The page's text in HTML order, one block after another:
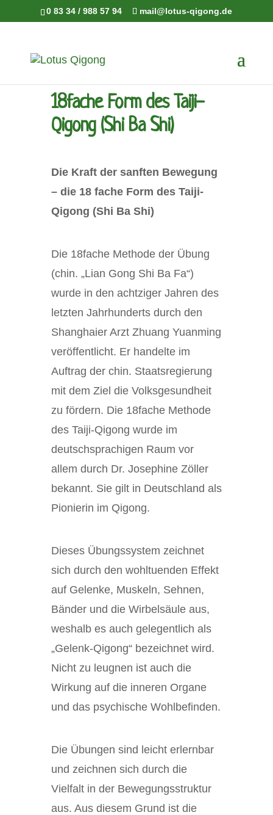
0 83 34 / 988 57 94 mail@lotus-qigong.de
18fache Form des Taiji-
Qigong (Shi Ba Shi)
Die Kraft der sanften Bewegung
– die 18 fache Form des Taiji-
Qigong (Shi Ba Shi)
Die 18fache Methode der Übung
(chin. „Lian Gong Shi Ba Fa“)
wurde in den achtziger Jahren des
letzten Jahrhunderts durch den
Shanghaier Arzt Zhuang Yuanming
veröffentlicht. Er handelte im
Auftrag der chin. Staatsregierung
mit dem Ziel die Volksgesundheit
zu fördern. Die 18fache Methode
des Taiji-Qigong wurde im
deutschsprachigen Raum vor
allem durch Dr. Josephine Zöller
bekannt. Sie gilt in Deutschland als
Pionierin im Qigong.
Dieses Übungssystem zeichnet
sich durch den wohltuenden Effekt
auf Gelenke, Muskeln, Sehnen,
Bänder und die Wirbelsäule aus,
weshalb es auch gelegentlich als
„Gelenk-Qigong“ bezeichnet wird.
Nicht zu leugnen ist auch die
Wirkung auf die inneren Organe
und das psychische Wohlbefinden.
Die Übungen sind leicht erlernbar
und zeichnen sich durch die
Vielfalt in der Bewegungsstruktur
aus. Aus diesem Grund ist die